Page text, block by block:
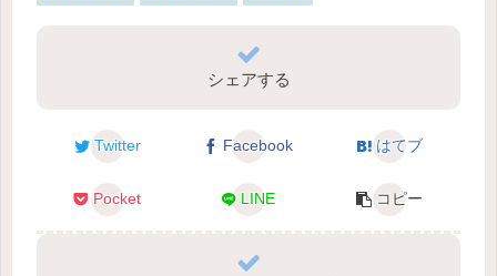
シェアする
Twitter Facebook はてブ
Pocket LINE コピー